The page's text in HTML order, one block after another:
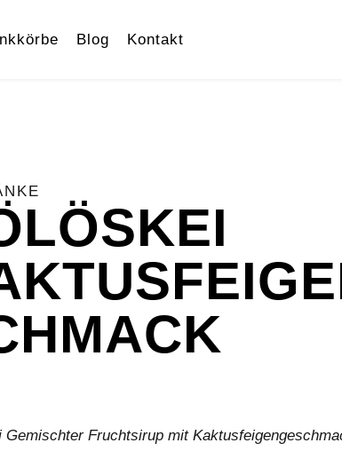
Blog Kontakt
Gemischter Fruchtsirup mit